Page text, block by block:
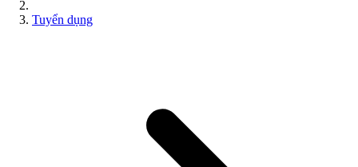
Tuyển dụng